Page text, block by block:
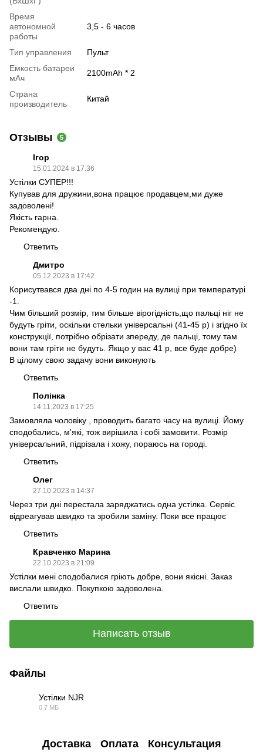
Время
автономной
работы
3,5 - 6 часов
Тип управления
Пульт
Емкость батареи
мАч
2100mAh * 2
Страна
производитель
Китай
Отзывы 5
Ігор
15.01.2024 в 17:36
Устілки СУПЕР!!!
Купував для дружини,вона працює продавцем,ми дуже
задоволені!
Якість гарна.
Рекомендую.
Ответить
Дмитро
05.12.2023 в 17:42
Корисутвався два дні по 4-5 годин на вулиці при температурі
-1.
Чим більший розмір, тим більше вірогідність,що пальці ніг не
будуть гріти, оскільки стельки універсальні (41-45 р) і згідно їх
конструкції, потрібно обрізати зпереду, де пальці, тому там
вони там гріти не будуть. Якщо у вас 41 р, все буде добре)
В цілому свою задачу вони виконують
Ответить
Полінка
14.11.2023 в 17:25
Замовляла чоловіку , проводить багато часу на вулиці. Йому
сподобались, м'які, тож вирішила і собі замовити. Розмір
універсальний, підрізала і хожу, пораюсь на городі.
Ответить
Олег
27.10.2023 в 14:37
Через три дні перестала заряджатись одна устілка. Сервіс
відреагував швидко та зробили заміну. Поки все працює
Ответить
Кравченко Марина
22.10.2023 в 21:09
Устілки мені сподобалися гріють добре, вони якісні. Заказ
вислали швидко. Покупкою задоволена.
Ответить
Написать отзыв
Файлы
Устілки NJR
0.7 МБ
Доставка Оплата Консультация